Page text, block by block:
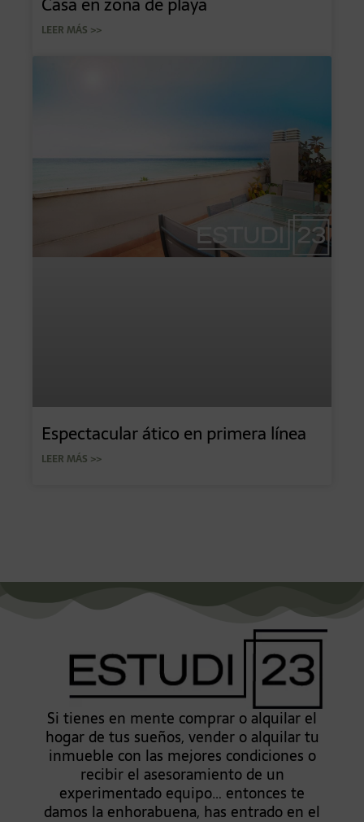
LEER MÁS >>
Espectacular ático en primera línea
LEER MÁS >>
Si tienes en mente comprar o alquilar el
hogar de tus sueños, vender o alquilar tu
inmueble con las mejores condiciones o
recibir el asesoramiento de un
experimentado equipo… entonces te
damos la enhorabuena, has entrado en el